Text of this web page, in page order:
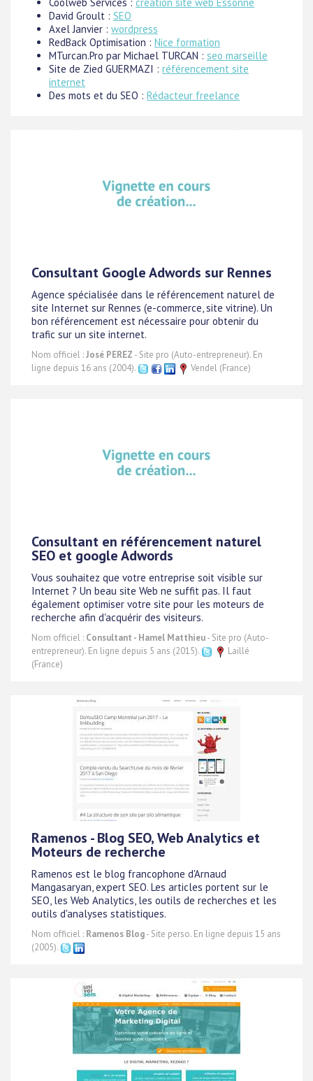
David Groult : SEO
Axel Janvier : wordpress
RedBack Optimisation : Nice formation
MTurcan.Pro par Michael TURCAN : seo marseille
Site de Zied GUERMAZI : référencement site
internet
Des mots et du SEO : Rédacteur freelance
Consultant Google Adwords sur Rennes
Agence spécialisée dans le référencement naturel de
site Internet sur Rennes (e-commerce, site vitrine). Un
bon référencement est nécessaire pour obtenir du
trafic sur un site internet.
Nom officiel :José PEREZ - Site pro (Auto-entrepreneur). En
ligne depuis 16 ans (2004).
Vendel (France)
Consultant en référencement naturel
SEO et google Adwords
Vous souhaitez que votre entreprise soit visible sur
Internet ? Un beau site Web ne suffit pas. Il faut
également optimiser votre site pour les moteurs de
recherche afin d'acquérir des visiteurs.
Nom officiel : Consultant - Hamel Matthieu- Site pro (Auto-
entrepreneur). En ligne depuis 5 ans (2015).
Laillé
(France)
Ramenos - Blog SEO, Web Analytics et
Moteurs de recherche
Ramenos est le blog francophone d'Arnaud
Mangasaryan, expert SEO. Les articles portent sur le
SEO, les Web Analytics, les outils de recherches et les
outils d'analyses statistiques.
Nom officiel : Ramenos Blog- Site perso. En ligne depuis 15 ans
(2005).